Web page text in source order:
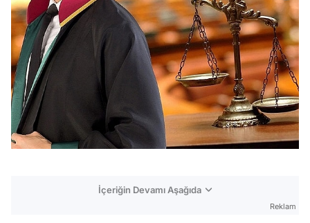
İçeriğin Devamı Aşağıda
Reklam